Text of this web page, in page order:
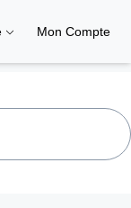
Mon Compte